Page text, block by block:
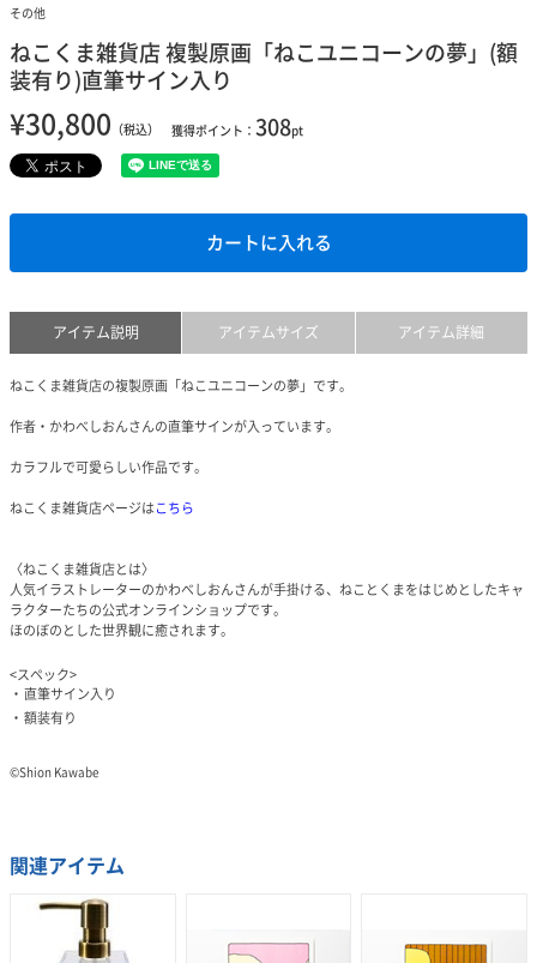
その他
ねこくま雑貨店 複製原画「ねこユニコーンの夢」(額
装有り)直筆サイン入り
¥30,800 （税込） 獲得ポイント： 308pt
カートに入れる
アイテム説明 アイテムサイズ アイテム詳細
ねこくま雑貨店の複製原画「ねこユニコーンの夢」です。
作者・かわべしおんさんの直筆サインが入っています。
カラフルで可愛らしい作品です。
ねこくま雑貨店ページは こちら
〈ねこくま雑貨店とは〉
人気イラストレーターのかわべしおんさんが手掛ける、ねことくまをはじめとしたキャ
ラクターたちの公式オンラインショップです。
ほのぼのとした世界観に癒されます。
<スペック>
直筆サイン入り
額装有り
©️Shion Kawabe
関連アイテム